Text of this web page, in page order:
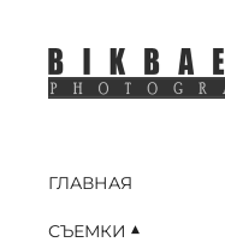
ГЛАВНАЯ
СЪЕМКИ